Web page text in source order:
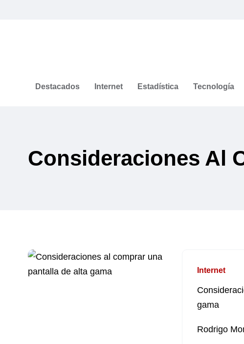
Destacados Internet Estadística Tecnología
Consideraciones Al
Internet
gama
Rodrigo